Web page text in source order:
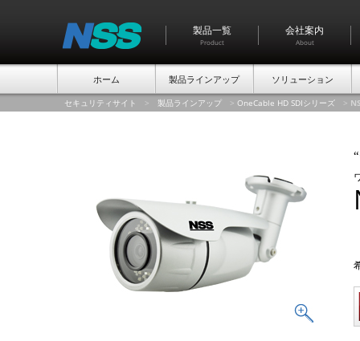
製品一覧
Product
会社案内
About
ホーム 製品ラインアップ ソリューション
セキュリティサイト > 製品ラインアップ > OneCable HD SDIシリーズ >
“